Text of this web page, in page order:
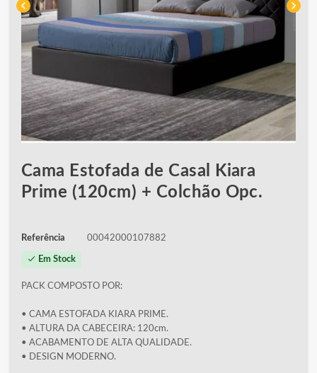
chevron_left chevron_right
Cama Estofada de Casal Kiara
Prime (120cm) + Colchão Opc.
Referência 00042000107882
check Em Stock
PACK COMPOSTO POR:
• CAMA ESTOFADA KIARA PRIME.
• ALTURA DA CABECEIRA: 120cm.
• ACABAMENTO DE ALTA QUALIDADE.
• DESIGN MODERNO.